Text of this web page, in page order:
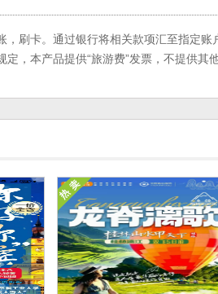
，刷卡。通过银行将相关款项汇至指定
定，本产品提供“旅游费”发票，不提供其